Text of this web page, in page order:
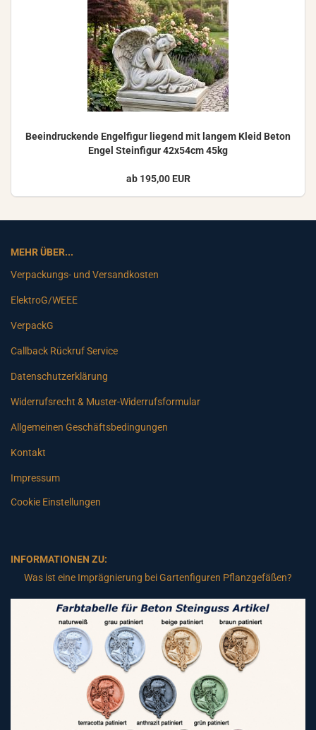
Be­ein­dru­cken­de En­gel­fi­gur lie­gend mit lan­gem Kleid Beton
Engel Stein­fi­gur 42x54cm 45kg
ab 195,00 EUR
MEHR ÜBER...
Verpackungs- und Versandkosten
ElektroG/WEEE
VerpackG
Callback Rückruf Service
Datenschutzerklärung
Widerrufsrecht & Muster-Widerrufsformular
Allgemeinen Geschäftsbedingungen
Kontakt
Impressum
Cookie Einstellungen
INFORMATIONEN ZU:
Was ist eine Imprägnierung bei Gartenfiguren Pflanzgefäßen?